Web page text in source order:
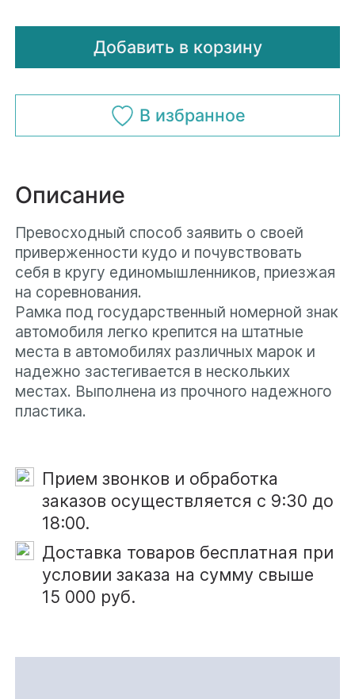
Добавить в корзину
В избранное
Описание
Превосходный способ заявить о своей
приверженности кудо и почувствовать
себя в кругу единомышленников, приезжая
на соревнования.
Рамка под государственный номерной знак
автомобиля легко крепится на штатные
места в автомобилях различных марок и
надежно застегивается в нескольких
местах. Выполнена из прочного надежного
пластика.
Прием звонков и обработка
заказов осуществляется с 9:30 до
18:00.
Доставка товаров бесплатная при
условии заказа на сумму свыше
15 000 руб.
Телефон*
Даю согласие на обработку
персональных данныхи
соглашаюсь сполитикой
конфиденциальности
Хочу получать рекламные
материалы. Рассылка не
более 2 раз в месяц
Телефон*
Даю согласие на обработку
персональных данных
соглашаюсь сполитикой
конфиденциальности
Хочу получать рекламные
материалы. Рассылка не
более 2 раз в месяц
Получить индивидуальные
условия